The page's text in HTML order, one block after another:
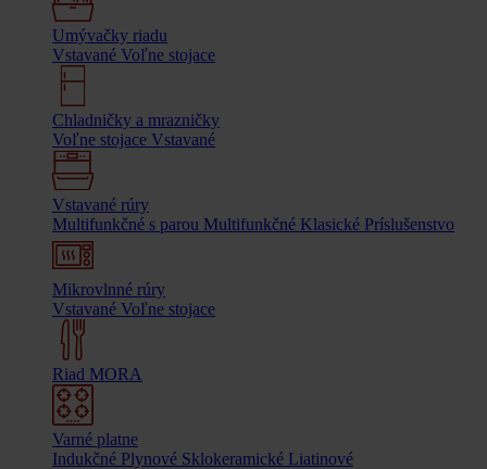
Umývačky riadu
Vstavané Voľne stojace
Chladničky a mrazničky
Voľne stojace Vstavané
Vstavané rúry
Multifunkčné s parou Multifunkčné Klasické Príslušenstvo
Mikrovlnné rúry
Vstavané Voľne stojace
Riad MORA
Varné platne
Indukčné Plynové Sklokeramické Liatinové